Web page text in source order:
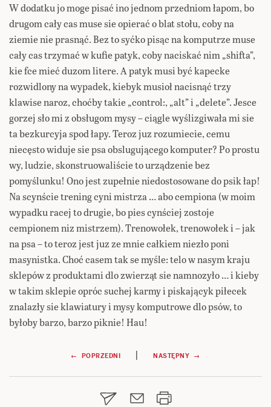
W dodatku jo moge pisać ino jednom przedniom łapom, bo
drugom cały cas muse sie opierać o blat stołu, coby na
ziemie nie prasnąć. Bez to syćko pisąc na komputrze muse
cały cas trzymać w kufie patyk, coby naciskać nim „shifta”,
kie fce mieć duzom litere. A patyk musi być kapecke
rozwidlony na wypadek, kiebyk musioł nacisnąć trzy
klawise naroz, choćby takie „control:, „alt” i „delete”. Jesce
gorzej sło mi z obsługom mysy – ciągle wyślizgiwała mi sie
ta bezkurcyja spod łapy. Teroz juz rozumiecie, cemu
niecęsto widuje sie psa obslugującego komputer? Po prostu
wy, ludzie, skonstruowaliście to urządzenie bez
pomyślunku! Ono jest zupełnie niedostosowane do psik łap!
Na scynście trening cyni mistrza … abo cempiona (w moim
wypadku racej to drugie, bo pies cynściej zostoje
cempionem niz mistrzem). Trenowołek, trenowołek i – jak
na psa – to teroz jest juz ze mnie całkiem niezło poni
masynistka. Choć casem tak se myśle: telo w nasym kraju
sklepów z produktami dlo zwierząt sie namnozyło … i kieby
w takim sklepie opróc suchej karmy i piskającyk piłecek
znalazły sie klawiatury i mysy komputrowe dlo psów, to
byłoby barzo, barzo piknie! Hau!
Nawigacja
wpisu
← POPRZEDNI | NASTĘPNY →